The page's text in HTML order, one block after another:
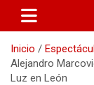
Inicio
Alejandro
Luz en León